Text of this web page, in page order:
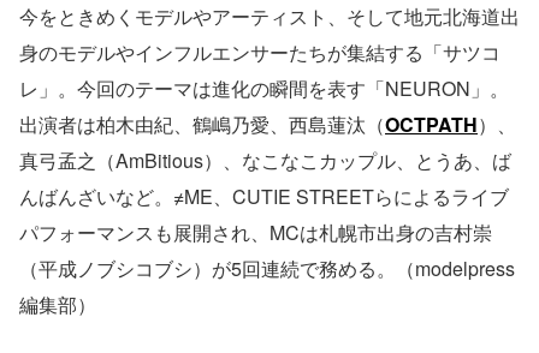
今をときめくモデルやアーティスト、そして地元北海道出
身のモデルやインフルエンサーたちが集結する「サツコ
レ」。今回のテーマは進化の瞬間を表す「NEURON」。
出演者は柏木由紀、鶴嶋乃愛、⻄島蓮汰（OCTPATH）、
真弓孟之（AmBitious）、なこなこカップル、とうあ、ば
んばんざいなど。≠ME、CUTIE STREETらによるライブ
パフォーマンスも展開され、MCは札幌市出身の吉村崇
（平成ノブシコブシ）が5回連続で務める。（modelpress
編集部）